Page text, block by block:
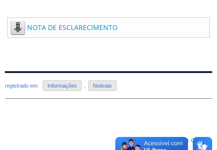
NOTA DE ESCLARECIMENTO
registrado em: Informações Noticias
Voltar para o topo